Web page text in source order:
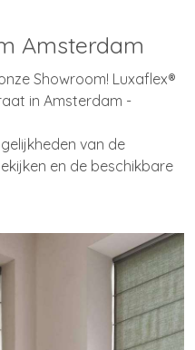
Amsterdam
Showroom! Luxaflex®
in Amsterdam -
van de
en de beschikbare